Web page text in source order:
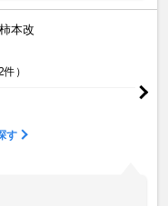
本改
件）
す